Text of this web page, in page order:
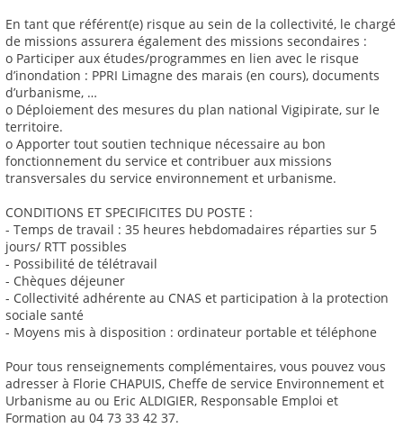
En tant que référent(e) risque au sein de la collectivité, le chargé
de missions assurera également des missions secondaires :
o Participer aux études/programmes en lien avec le risque
d’inondation : PPRI Limagne des marais (en cours), documents
d’urbanisme, …
o Déploiement des mesures du plan national Vigipirate, sur le
territoire.
o Apporter tout soutien technique nécessaire au bon
fonctionnement du service et contribuer aux missions
transversales du service environnement et urbanisme.
CONDITIONS ET SPECIFICITES DU POSTE :
- Temps de travail : 35 heures hebdomadaires réparties sur 5
jours/ RTT possibles
- Possibilité de télétravail
- Chèques déjeuner
- Collectivité adhérente au CNAS et participation à la protection
sociale santé
- Moyens mis à disposition : ordinateur portable et téléphone
Pour tous renseignements complémentaires, vous pouvez vous
adresser à Florie CHAPUIS, Cheffe de service Environnement et
Urbanisme au ou Eric ALDIGIER, Responsable Emploi et
Formation au 04 73 33 42 37.